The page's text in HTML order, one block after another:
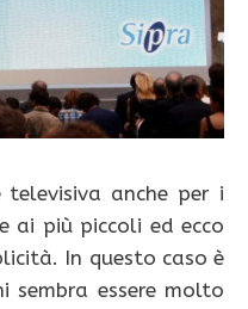
anche per i
ai più piccoli ed ecco
In questo caso è
essere molto